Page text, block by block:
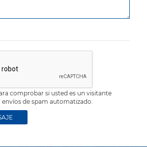
comprobar si usted es un visitante
de spam automatizado.